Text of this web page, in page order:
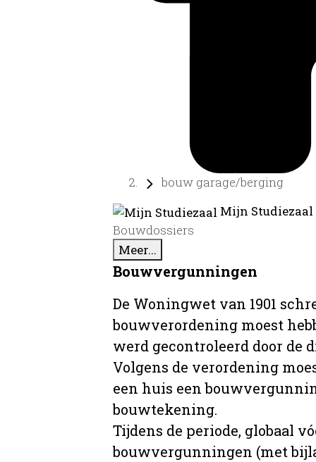
bouw garage/berging
Mijn
Bouwdossiers
Meer...
Bouwvergunningen
De Woningwet van 1901
bouwverordening moest
werd gecontroleerd door de
Volgens de verordening
een huis een
bouwtekening.
Tijdens de periode, globaal
bouwvergunningen (met